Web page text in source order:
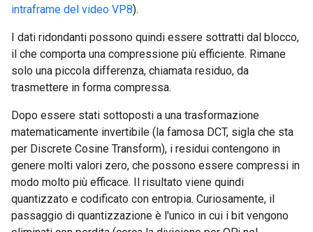
intraframe del video VP8).
I dati ridondanti possono quindi essere sottratti dal blocco,
il che comporta una compressione più efficiente. Rimane
solo una piccola differenza, chiamata residuo, da
trasmettere in forma compressa.
Dopo essere stati sottoposti a una trasformazione
matematicamente invertibile (la famosa DCT, sigla che sta
per Discrete Cosine Transform), i residui contengono in
genere molti valori zero, che possono essere compressi in
modo molto più efficace. Il risultato viene quindi
quantizzato e codificato con entropia. Curiosamente, il
passaggio di quantizzazione è l'unico in cui i bit vengono